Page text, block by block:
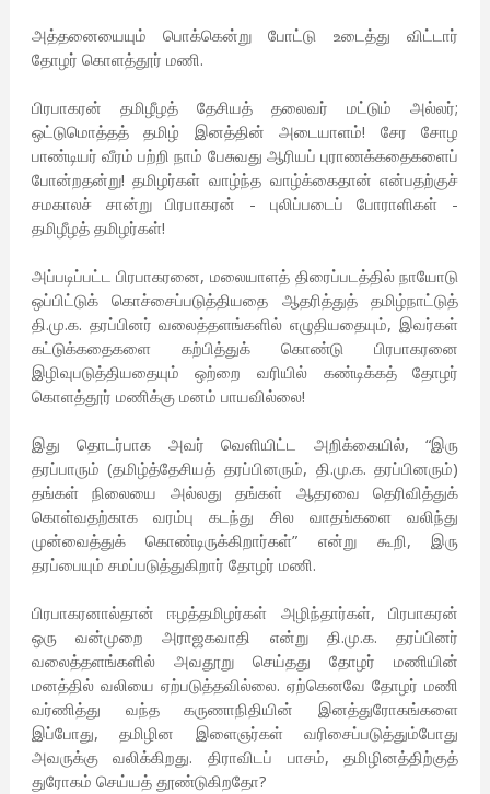
அத்தனையையும் பொக்கென்று போட்டு உடைத்து விட்டார்
தோழர் கொளத்தூர் மணி.
பிரபாகரன் தமிழீழத் தேசியத் தலைவர் மட்டும் அல்லர்;
ஒட்டுமொத்தத் தமிழ் இனத்தின் அடையாளம்! சேர சோழ
பாண்டியர் வீரம் பற்றி நாம் பேசுவது ஆரியப் புராணக்கதைகளைப்
போன்றதன்று! தமிழர்கள் வாழ்ந்த வாழ்க்கைதான் என்பதற்குச்
சமகாலச் சான்று பிரபாகரன் - புலிப்படைப் போராளிகள் -
தமிழீழத் தமிழர்கள்!
அப்படிப்பட்ட பிரபாகரனை, மலையாளத் திரைப்படத்தில் நாயோடு
ஒப்பிட்டுக் கொச்சைப்படுத்தியதை ஆதரித்துத் தமிழ்நாட்டுத்
தி.மு.க. தரப்பினர் வலைத்தளங்களில் எழுதியதையும், இவர்கள்
கட்டுக்கதைகளை கற்பித்துக் கொண்டு பிரபாகரனை
இழிவுபடுத்தியதையும் ஒற்றை வரியில் கண்டிக்கத் தோழர்
கொளத்தூர் மணிக்கு மனம் பாயவில்லை!
இது தொடர்பாக அவர் வெளியிட்ட அறிக்கையில், “இரு
தரப்பாரும் (தமிழ்த்தேசியத் தரப்பினரும், தி.மு.க. தரப்பினரும்)
தங்கள் நிலையை அல்லது தங்கள் ஆதரவை தெரிவித்துக்
கொள்வதற்காக வரம்பு கடந்து சில வாதங்களை வலிந்து
முன்வைத்துக் கொண்டிருக்கிறார்கள்” என்று கூறி, இரு
தரப்பையும் சமப்படுத்துகிறார் தோழர் மணி.
பிரபாகரனால்தான் ஈழத்தமிழர்கள் அழிந்தார்கள், பிரபாகரன்
ஒரு வன்முறை அராஜகவாதி என்று தி.மு.க. தரப்பினர்
வலைத்தளங்களில் அவதூறு செய்தது தோழர் மணியின்
மனத்தில் வலியை ஏற்படுத்தவில்லை. ஏற்கெனவே தோழர் மணி
வர்ணித்து வந்த கருணாநிதியின் இனத்துரோகங்களை
இப்போது, தமிழின இளைஞர்கள் வரிசைப்படுத்தும்போது
அவருக்கு வலிக்கிறது. திராவிடப் பாசம், தமிழினத்திற்குத்
துரோகம் செய்யத் தூண்டுகிறதோ?